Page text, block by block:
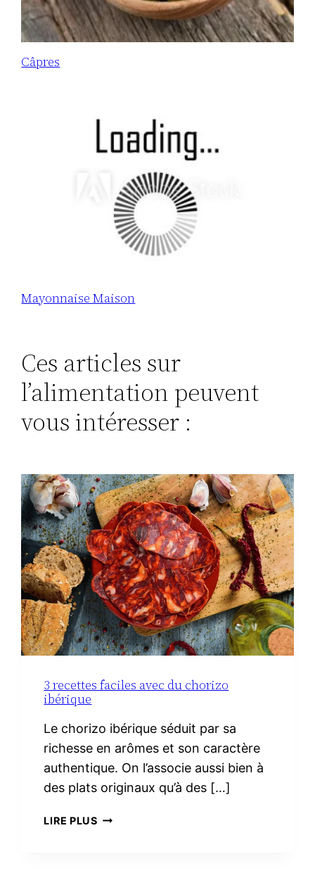
Câpres
Mayonnaise Maison
Ces articles sur
l’alimentation peuvent
vous intéresser :
3 recettes faciles avec du chorizo
ibérique
Le chorizo ibérique séduit par sa
richesse en arômes et son caractère
authentique. On l’associe aussi bien à
des plats originaux qu’à des […]
LIRE PLUS3